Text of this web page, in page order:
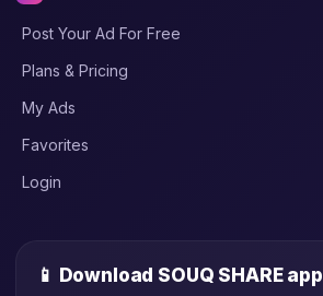
Post Your Ad For Free
Plans & Pricing
My Ads
Favorites
Login
📱 Download SOUQ SHARE app